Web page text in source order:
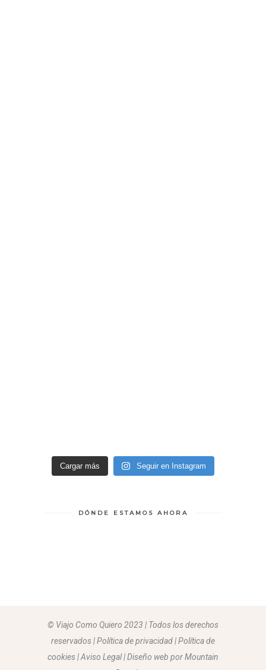
Cargar más Seguir en Instagram
DÓNDE ESTAMOS AHORA
© Viajo Como Quiero 2023 | Todos los derechos
reservados | Política de privacidad | Política de
cookies | Aviso Legal |Diseño web por Mountain